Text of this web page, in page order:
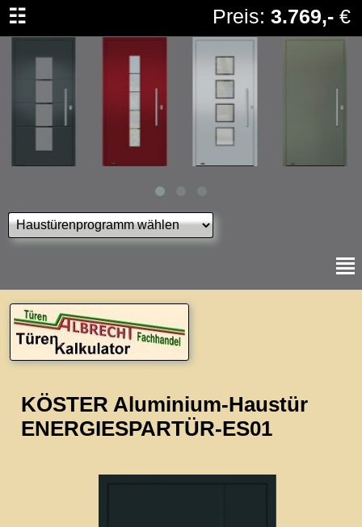
☷ Preis: 3.769,- €
KÖSTER Aluminium-Haustür
ENERGIESPARTÜR-ES01